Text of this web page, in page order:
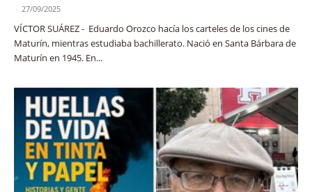
- 27/09/2025
VÍCTOR SUÁREZ - Eduardo Orozco hacía los carteles de los cines de
Maturín, mientras estudiaba bachillerato. Nació en Santa Bárbara de
Maturín en 1945. En...